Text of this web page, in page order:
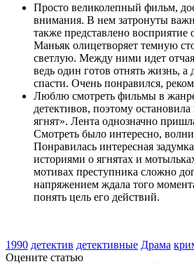
Просто великолепный фильм,
внимания. В нем затронуты
также представлено восприятие
Маньяк олицетворяет темную
светлую. Между ними идет
ведь один готов отнять жизнь, а
спасти. Очень понравился,
Люблю смотреть фильмы в
детективов, поэтому
ягнят». Лента однозначно
Смотреть было интересно,
Понравилась интересная
историями о ягнятах и
мотивах преступника сложно
напряжением ждала того
понять цель его действий.
1990 детектив детективные Драма
Оцените статью